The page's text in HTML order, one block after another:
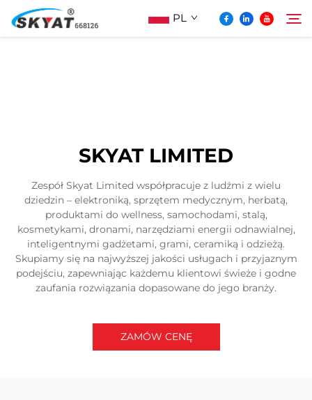
PL
Wideo I Zastosowanie
Projektowanie
Skontaktuj się z nami
SKYAT LIMITED
Zespół Skyat Limited współpracuje z ludźmi z wielu
dziedzin – elektroniką, sprzętem medycznym, herbatą,
produktami do wellness, samochodami, stalą,
kosmetykami, dronami, narzędziami energii odnawialnej,
inteligentnymi gadżetami, grami, ceramiką i odzieżą.
Skupiamy się na najwyższej jakości usługach i przyjaznym
podejściu, zapewniając każdemu klientowi świeże i godne
zaufania rozwiązania dopasowane do jego branży.
ZAMÓW CENĘ